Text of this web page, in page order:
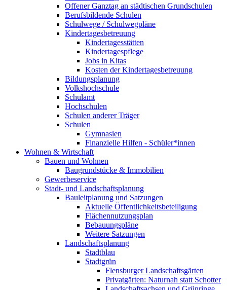
Offener Ganztag an städtischen Grundschulen
Berufsbildende Schulen
Schulwege / Schulwegpläne
Kindertagesbetreuung
Kindertagesstätten
Kindertagespflege
Jobs in Kitas
Kosten der Kindertagesbetreuung
Bildungsplanung
Volkshochschule
Schulamt
Hochschulen
Schulen anderer Träger
Schulen
Gymnasien
Finanzielle Hilfen - Schüler*innen
Wohnen & Wirtschaft
Bauen und Wohnen
Baugrundstücke & Immobilien
Gewerbeservice
Stadt- und Landschaftsplanung
Bauleitplanung und Satzungen
Aktuelle Öffentlichkeitsbeteiligung
Flächennutzungsplan
Bebauungspläne
Weitere Satzungen
Landschaftsplanung
Stadtblau
Stadtgrün
Flensburger Landschaftsgärten
Privatgärten: Naturnah statt Schotter